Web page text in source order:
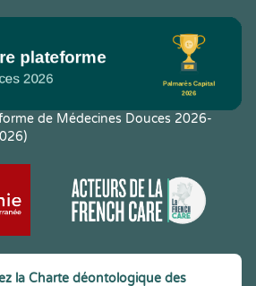
de Médecines Douces 2026-
la Charte déontologique des